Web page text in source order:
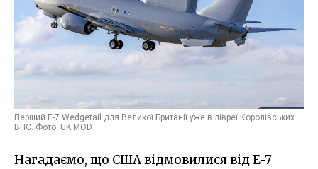
Перший E-7 Wedgetail для Великої Британії уже в лівреї Королівських
ВПС. Фото: UK MOD
Нагадаємо, що США відмовилися від E-7